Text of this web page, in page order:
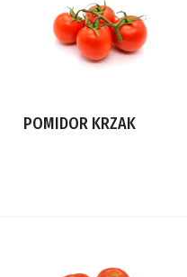
POMIDOR KRZAK